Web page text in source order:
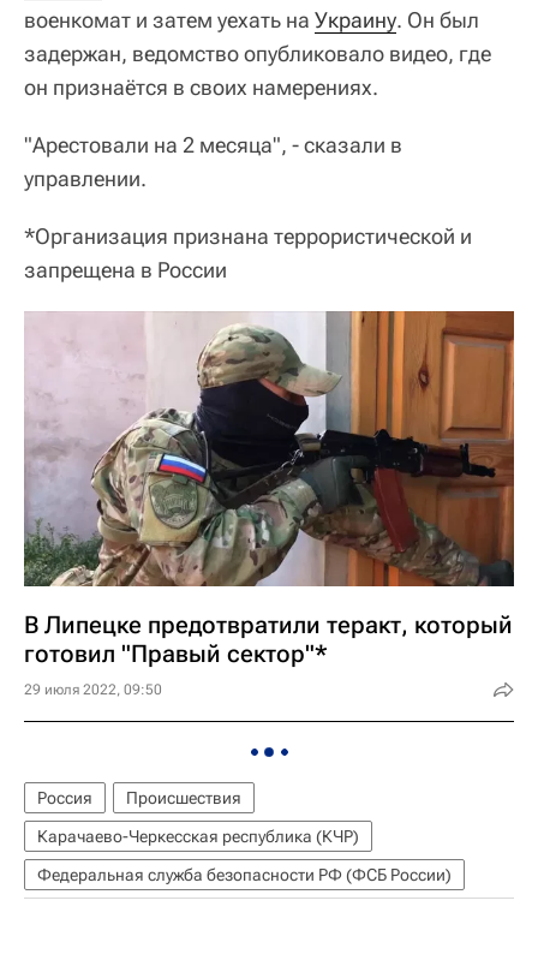
военкомат и затем уехать на Украину. Он был
задержан, ведомство опубликовало видео, где
он признаётся в своих намерениях.
"Арестовали на 2 месяца", - сказали в
управлении.
*Организация признана террористической и
запрещена в России
В Липецке предотвратили теракт, который
готовил "Правый сектор"*
29 июля 2022, 09:50
Россия
Происшествия
Карачаево-Черкесская республика (КЧР)
Федеральная служба безопасности РФ (ФСБ России)